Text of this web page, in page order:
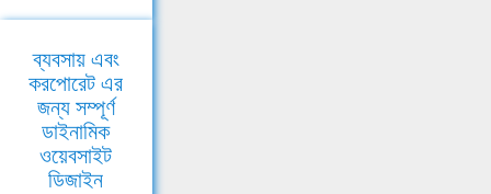
ব্যবসায় এবং
করপোরেট এর
জন্য সম্পূর্ণ
ডাইনামিক
ওয়েবসাইট
ডিজাইন